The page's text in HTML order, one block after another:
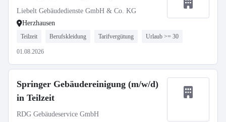
Liebelt Gebäudedienste GmbH & Co. KG
Herzhausen
Teilzeit Berufskleidung Tarifvergütung Urlaub >= 30
01.08.2026
Springer Gebäudereinigung (m/w/d)
in Teilzeit
RDG Gebäudeservice GmbH